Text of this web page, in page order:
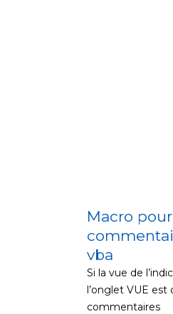
Macro
vba
Si la vue de
l’onglet VUE est
commentaires